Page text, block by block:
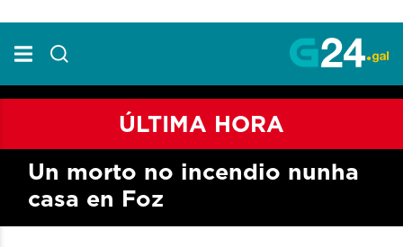
ÚLTIMA HORA
Un morto no incendio nunha
casa en Foz